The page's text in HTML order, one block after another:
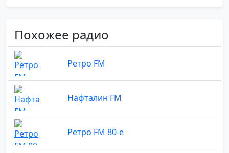
Похожее радио
Ретро FM
Нафталин FM
Ретро FM 80-е